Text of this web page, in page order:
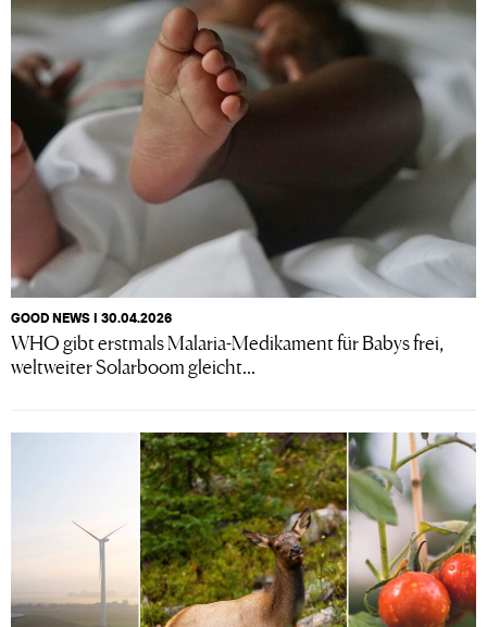
GOOD NEWS I 30.04.2026
WHO gibt erstmals Malaria-Medikament für Babys frei,
weltweiter Solarboom gleicht...